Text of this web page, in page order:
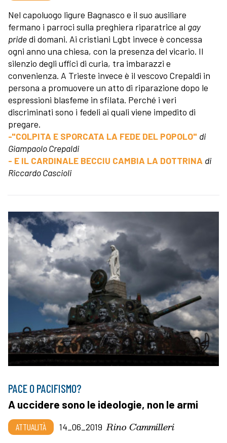
Nel capoluogo ligure Bagnasco e il suo ausiliare
fermano i parroci sulla preghiera riparatrice al gay
pridedi domani. Ai cristiani Lgbt invece è concessa
ogni anno una chiesa, con la presenza del vicario. Il
silenzio degli uffici di curia, tra imbarazzi e
convenienza. A Trieste invece è il vescovo Crepaldi in
persona a promuovere un atto di riparazione dopo le
espressioni blasfeme in sfilata. Perché i veri
discriminati sono i fedeli ai quali viene impedito di
pregare.
-"COLPITA E SPORCATA LA FEDE DEL POPOLO" di
Giampaolo Crepaldi
- E IL CARDINALE BECCIU CAMBIA LA DOTTRINA di
Riccardo Cascioli
PACE O PACIFISMO?
A uccidere sono le ideologie, non le armi
ATTUALITÀ 14_06_2019 Rino Cammilleri